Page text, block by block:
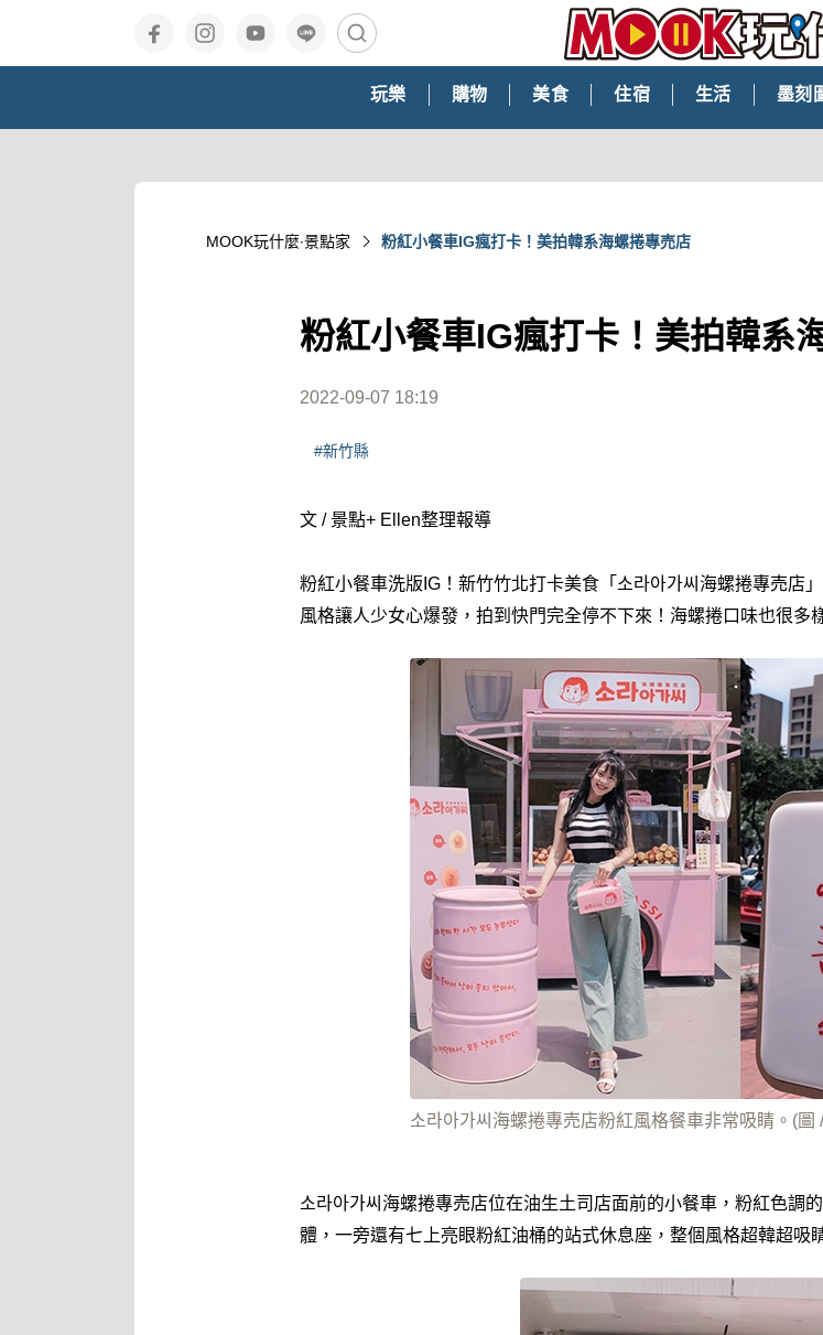
玩樂 購物 美食 住宿 生活 墨刻
MOOK玩什麼‧景點家 粉紅小餐車IG瘋打卡！美拍韓系海螺捲專売店
粉紅小餐車IG瘋打卡！美拍韓系
2022-09-07 18:19
#新竹縣
文 / 景點+ Ellen整理報導
粉紅小餐車洗版IG！新竹竹北打卡美食「소라아가씨海螺捲專売店
風格讓人少女心爆發，拍到快門完全停不下來！海螺捲口味也很多
소라아가씨海螺捲專売店粉紅風格餐車非常吸睛。(
소라아가씨海螺捲專売店位在油生土司店面前的小餐車，粉紅色調
體，一旁還有七上亮眼粉紅油桶的站式休息座，整個風格超韓超吸